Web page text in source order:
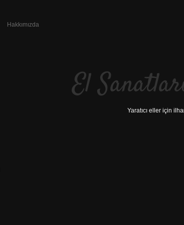
Hakkımızda
El
Yaratıcı eller için